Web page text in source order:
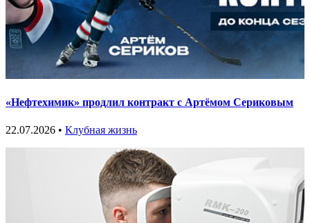
«Нефтехимик» продлил контракт с Артёмом Сериковым
22.07.2026 • Клубная жизнь